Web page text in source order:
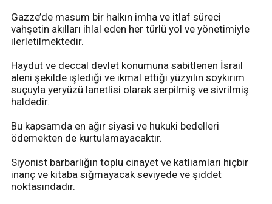
Gazze’de masum bir halkın imha ve itlaf süreci
vahşetin akılları ihlal eden her türlü yol ve yönetimiyle
ilerletilmektedir.
Haydut ve deccal devlet konumuna sabitlenen İsrail
aleni şekilde işlediği ve ikmal ettiği yüzyılın soykırım
suçuyla yeryüzü lanetlisi olarak serpilmiş ve sivrilmiş
haldedir.
Bu kapsamda en ağır siyasi ve hukuki bedelleri
ödemekten de kurtulamayacaktır.
Siyonist barbarlığın toplu cinayet ve katliamları hiçbir
inanç ve kitaba sığmayacak seviyede ve şiddet
noktasındadır.